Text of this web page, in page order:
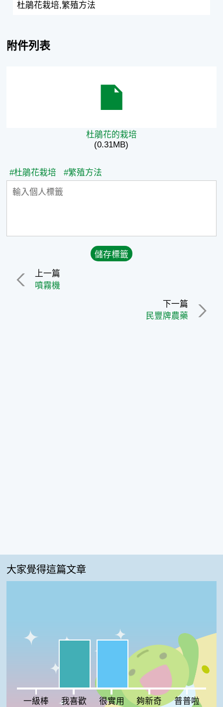
杜鵑花栽培,繁殖方法
附件列表
杜鵑花的栽培
(0.31MB)
#杜鵑花栽培 #繁殖方法
上一篇
噴霧機
下一篇
民豐牌農藥
大家覺得這篇文章
一級棒:0% 夠新奇:0%普普啦:0%
一級棒 我喜歡 很實用 夠新奇 普普啦